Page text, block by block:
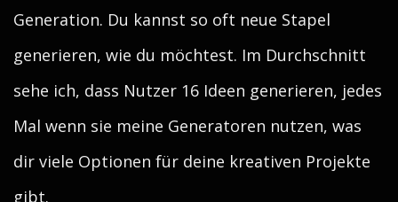
Generation. Du kannst so oft neue Stapel
generieren, wie du möchtest. Im Durchschnitt
sehe ich, dass Nutzer 16 Ideen generieren, jedes
Mal wenn sie meine Generatoren nutzen, was
dir viele Optionen für deine kreativen Projekte
gibt.